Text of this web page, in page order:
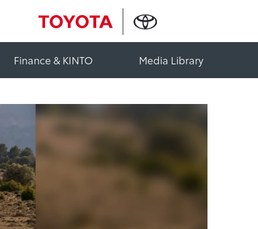
Finance & KINTO Media Library